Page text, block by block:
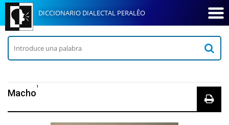
DICCIONARIO DIALECTAL PERALÊO
Macho
1